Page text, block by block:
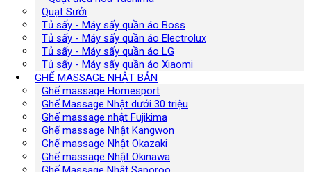
Quạt Sưởi
Tủ sấy - Máy sấy quần áo Boss
Tủ sấy - Máy sấy quần áo Electrolux
Tủ sấy - Máy sấy quần áo LG
Tủ sấy - Máy sấy quần áo Xiaomi
GHẾ MASSAGE NHẬT BẢN
Ghế massage Homesport
Ghế Massage Nhật dưới 30 triệu
Ghế massage nhật Fujikima
Ghế massage Nhật Kangwon
Ghế massage Nhật Okazaki
Ghế massage Nhật Okinawa